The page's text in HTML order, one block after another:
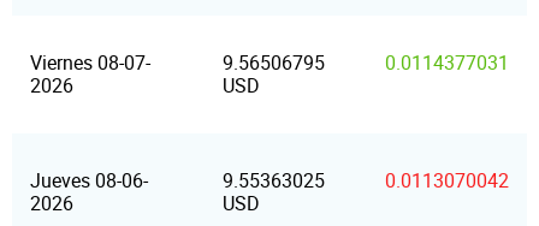
Viernes 08-07-
2026
9.56506795
USD
0.0114377031
Jueves 08-06-
2026
9.55363025
USD
0.0113070042